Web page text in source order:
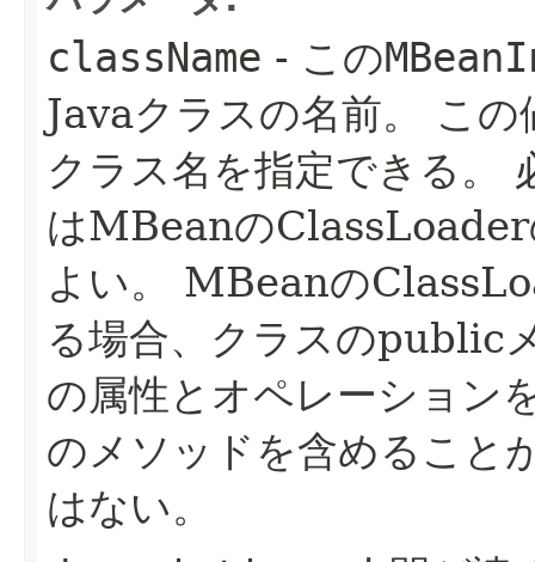
className - この
Javaクラスの名前。
この
クラス名を指定できる。
はMBeanのClassLoader
よい。
MBeanの
る場合、クラスのpublic
の属性とオペレーショ
のメソッドを含めること
はない。